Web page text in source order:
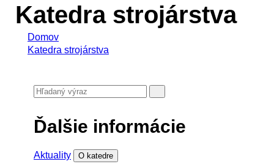
Katedra strojárstva
Domov
Katedra strojárstva
Ďalšie informácie
Aktuality O katedre